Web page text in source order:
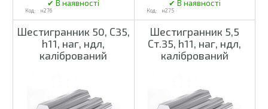
н276 н275
Шестигранник 50, С35,
h11, наг, ндл,
калібрований
Шестигранник 5,5
Ст.35, h11, наг, ндл,
калібрований